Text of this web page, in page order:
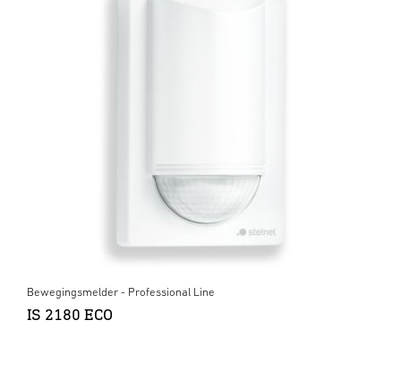
Bewegingsmelder - Professional Line
IS 2180 ECO